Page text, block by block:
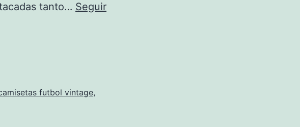
tanto… Seguir
futbol vintage,